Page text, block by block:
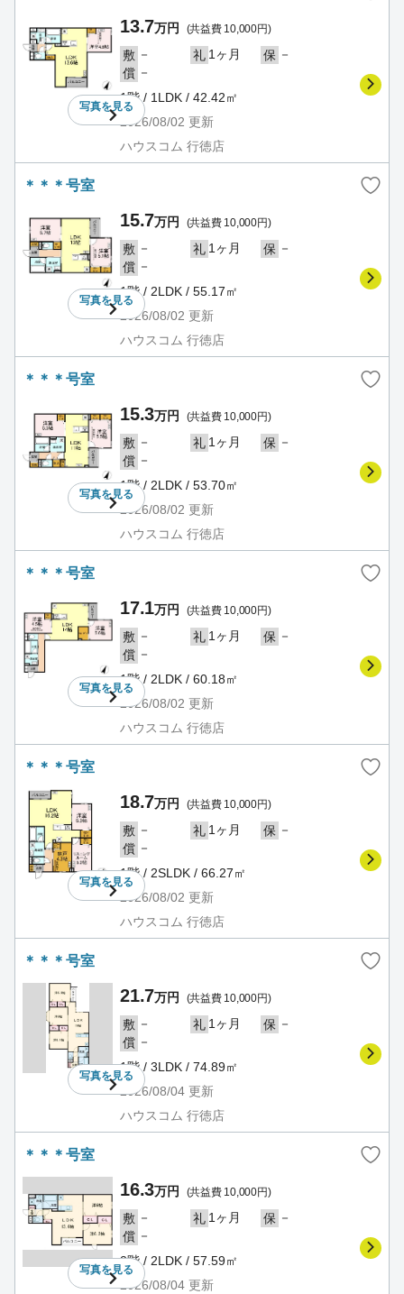
写真を見る
13.7万円 (共益費 10,000円)
敷 － 礼 1ヶ月 保 －
償 －
1階 / 1LDK / 42.42㎡
2026/08/02 更新
ハウスコム 行徳店
＊＊＊号室
写真を見る
15.7万円 (共益費 10,000円)
敷 － 礼 1ヶ月 保 －
償 －
1階 / 2LDK / 55.17㎡
2026/08/02 更新
ハウスコム 行徳店
＊＊＊号室
写真を見る
15.3万円 (共益費 10,000円)
敷 － 礼 1ヶ月 保 －
償 －
1階 / 2LDK / 53.70㎡
2026/08/02 更新
ハウスコム 行徳店
＊＊＊号室
写真を見る
17.1万円 (共益費 10,000円)
敷 － 礼 1ヶ月 保 －
償 －
1階 / 2LDK / 60.18㎡
2026/08/02 更新
ハウスコム 行徳店
＊＊＊号室
写真を見る
18.7万円 (共益費 10,000円)
敷 － 礼 1ヶ月 保 －
償 －
1階 / 2SLDK / 66.27㎡
2026/08/02 更新
ハウスコム 行徳店
＊＊＊号室
写真を見る
21.7万円 (共益費 10,000円)
敷 － 礼 1ヶ月 保 －
償 －
1階 / 3LDK / 74.89㎡
2026/08/04 更新
ハウスコム 行徳店
＊＊＊号室
写真を見る
16.3万円 (共益費 10,000円)
敷 － 礼 1ヶ月 保 －
償 －
2階 / 2LDK / 57.59㎡
2026/08/04 更新